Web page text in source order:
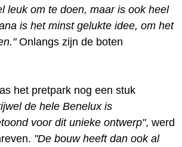
leuk om te doen, maar is ook heel
is het minst gelukte idee, om het
Onlangs zijn de boten
het pretpark nog een stuk
de hele Benelux is
voor dit unieke ontwerp", werd
"De bouw heeft dan ook al